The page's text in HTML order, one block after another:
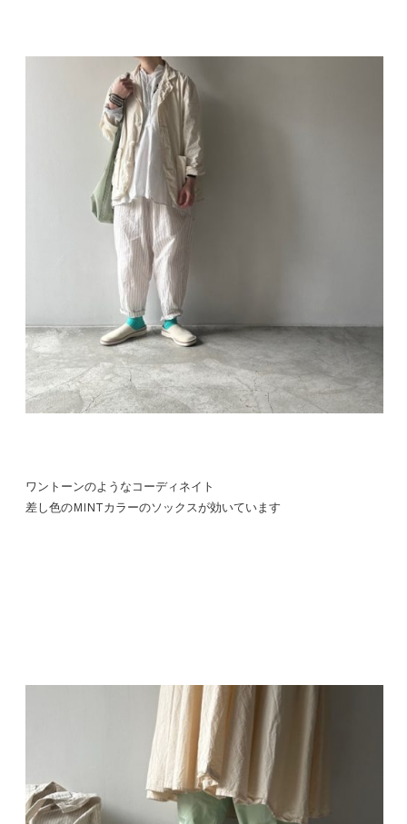
ワントーンのようなコーディネイト
差し色のMINTカラーのソックスが効いています